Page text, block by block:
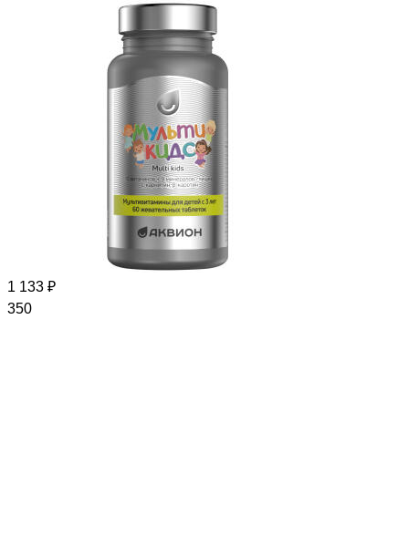
1 133 ₽
350